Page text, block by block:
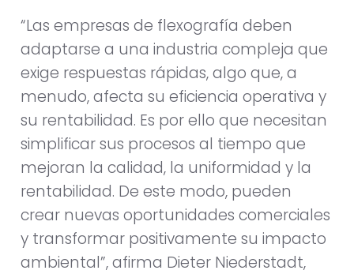
“Las empresas de flexografía deben
adaptarse a una industria compleja que
exige respuestas rápidas, algo que, a
menudo, afecta su eficiencia operativa y
su rentabilidad. Es por ello que necesitan
simplificar sus procesos al tiempo que
mejoran la calidad, la uniformidad y la
rentabilidad. De este modo, pueden
crear nuevas oportunidades comerciales
y transformar positivamente su impacto
ambiental”, afirma Dieter Niederstadt,